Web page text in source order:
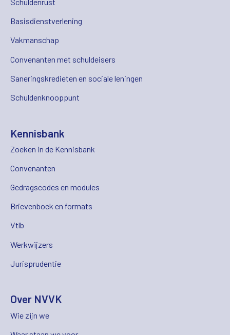
Basisdienstverlening
Vakmanschap
Convenanten met schuldeisers
Saneringskredieten en sociale leningen
Schuldenknooppunt
Kennisbank
Zoeken in de Kennisbank
Convenanten
Gedragscodes en modules
Brievenboek en formats
Vtlb
Werkwijzers
Jurisprudentie
Over NVVK
Wie zijn we